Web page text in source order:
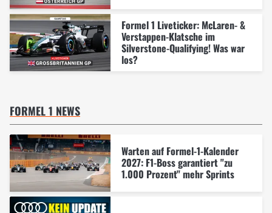
Formel 1 Liveticker: McLaren- &
Verstappen-Klatsche im
Silverstone-Qualifying! Was war
los?
FORMEL 1 NEWS
Warten auf Formel-1-Kalender
2027: F1-Boss garantiert "zu
1.000 Prozent" mehr Sprints